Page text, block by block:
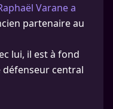
Varane a
partenaire au
lui, il est à fond
défenseur central